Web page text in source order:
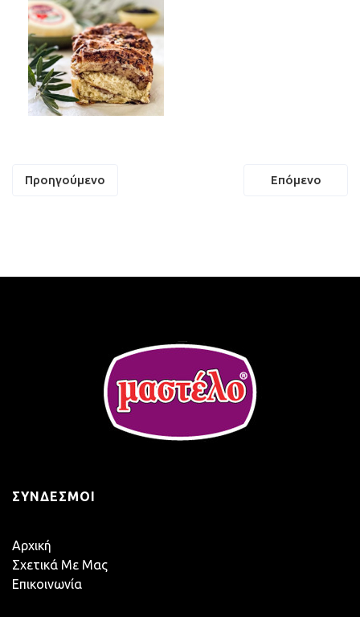
Πλοήγηση
Προηγούμενο Επόμενο
ΣΎΝΔΕΣΜΟΙ
Αρχική
Σχετικά Με Μας
Επικοινωνία